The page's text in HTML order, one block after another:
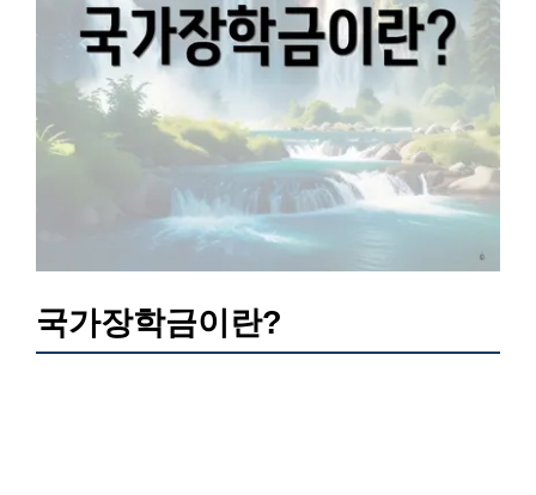
국가장학금이란?